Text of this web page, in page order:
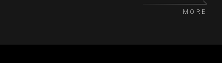
ンテリアの一部に加え、採光、遮熱、断熱、プライバシ
ーを調整する住宅設備へと進化している姿だ。北米
MORE